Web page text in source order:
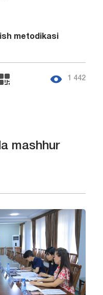
metodikasi
1 442
mashhur